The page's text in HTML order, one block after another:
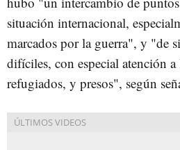
situación internacional,
marcados por la guerra", y "de
difíciles, con especial atención
refugiados, y presos", según